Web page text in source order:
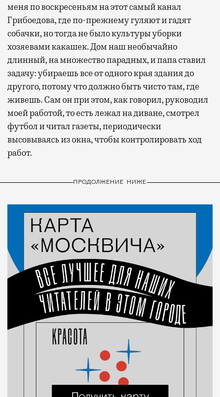
меня по воскресеньям на этот самый канал
Грибоедова, где по-прежнему гуляют и гадят
собачки, но тогда не было культуры уборки
хозяевами какашек. Дом наш необычайно
длинный, на множество парадных, и папа ставил
задачу: убираешь все от одного края здания до
другого, потому что должно быть чисто там, где
живешь. Сам он при этом, как говорил, руководил
моей работой, то есть лежал на диване, смотрел
футбол и читал газеты, периодически
высовываясь из окна, чтобы контролировать ход
работ.
ПРОДОЛЖЕНИЕ НИЖЕ